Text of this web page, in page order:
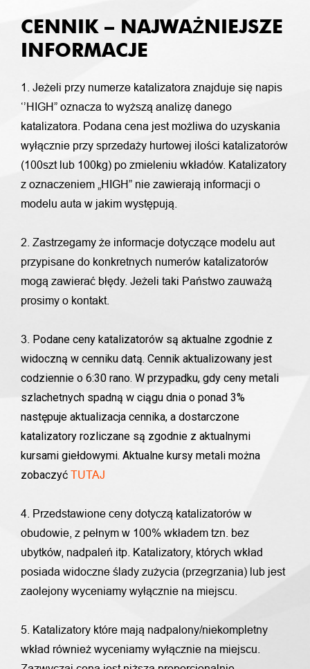
CENNIK – NAJWAŻNIEJSZE
INFORMACJE
1. Jeżeli przy numerze katalizatora znajduje się napis
‘’HIGH” oznacza to wyższą analizę danego
katalizatora. Podana cena jest możliwa do uzyskania
wyłącznie przy sprzedaży hurtowej ilości katalizatorów
(100szt lub 100kg) po zmieleniu wkładów. Katalizatory
z oznaczeniem „HIGH” nie zawierają informacji o
modelu auta w jakim występują.
2. Zastrzegamy że informacje dotyczące modelu aut
przypisane do konkretnych numerów katalizatorów
mogą zawierać błędy. Jeżeli taki Państwo zauważą
prosimy o kontakt.
3. Podane ceny katalizatorów są aktualne zgodnie z
widoczną w cenniku datą. Cennik aktualizowany jest
codziennie o 6:30 rano. W przypadku, gdy ceny metali
szlachetnych spadną w ciągu dnia o ponad 3%
następuje aktualizacja cennika, a dostarczone
katalizatory rozliczane są zgodnie z aktualnymi
kursami giełdowymi. Aktualne kursy metali można
zobaczyć TUTAJ
4. Przedstawione ceny dotyczą katalizatorów w
obudowie, z pełnym w 100% wkładem tzn. bez
ubytków, nadpaleń itp. Katalizatory, których wkład
posiada widoczne ślady zużycia (przegrzania) lub jest
zaolejony wyceniamy wyłącznie na miejscu.
5. Katalizatory które mają nadpalony/niekompletny
wkład również wyceniamy wyłącznie na miejscu.